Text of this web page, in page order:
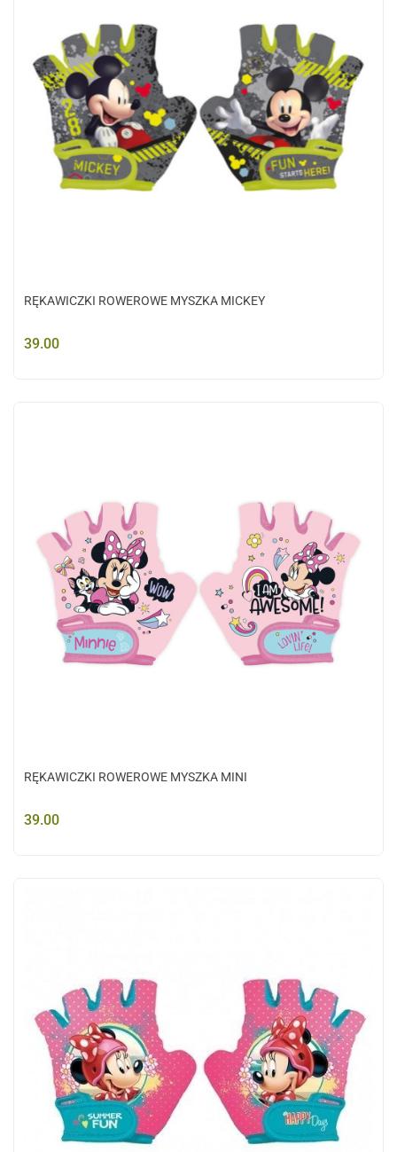
RĘKAWICZKI ROWEROWE MYSZKA MICKEY
39.00
RĘKAWICZKI ROWEROWE MYSZKA MINI
39.00